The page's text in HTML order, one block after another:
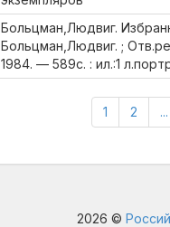
Больцман,Людвиг.
Больцман,Людвиг. ;
1984. — 589с. : ил.:1
1 2 ...
2026 ©